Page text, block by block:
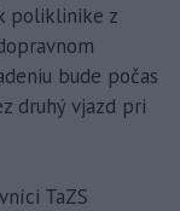
poliklinike z
bude počas
druhý vjazd pri
TaZS